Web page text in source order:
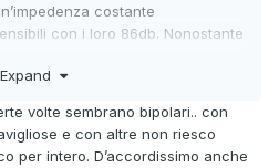
costante
con i loro 86db. Nonostante
tutto, non sono troppo difficili da
di stand dedicati.
Expand
volte sembrano bipolari.. con
e con altre non riesco
per intero. D’accordissimo anche